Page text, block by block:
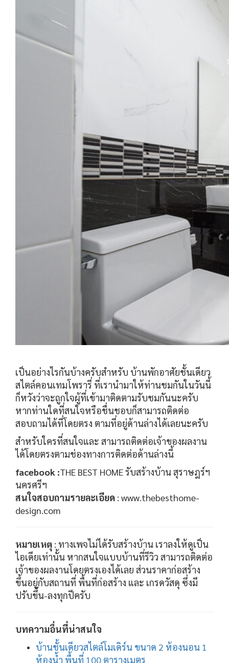
เป็นอย่างไรกันบ้างครับสำหรับ บ้านพักอาศัยชั้นเดียว
สไตล์คอนเทมโพรารี่ ที่เรานำมาให้ท่านชมกันในวันนี้
ก็หวังว่าจะถูกใจผู้ที่เข้ามาติดตามรับชมกันนะครับ
หากท่านใดที่สนใจหรือชื่นชอบก็สามารถติดต่อ
สอบถามได้ที่โดยตรง ตามที่อยู่ด้านล่างได้เลยนะครับ
สำหรับใครที่สนใจและ สามารถติดต่อเจ้าของผลงาน
ได้โดยตรงตามช่องทางการติดต่อด้านล่างนี้
facebook :THE BEST HOME รับสร้างบ้าน สุราษฎร์ฯ
นครศรีฯ
สนใจสอบถามรายละเอียด : www.thebesthome-
design.com
หมายเหตุ : ทางเพจไม่ได้รับสร้างบ้าน เราลงให้ดูเป็น
ไอเดียเท่านั้น หากสนใจแบบบ้านที่รีวิว สามารถติดต่อ
เจ้าของผลงานโดยตรงเองได้เลย ส่วนราคาก่อสร้าง
ขึ้นอยู่กับสถานที่ พื้นที่ก่อสร้าง และ เกรดวัสดุ ซึ่งมี
ปรับขึ้น-ลงทุกปีครับ
บทความอื่นที่น่าสนใจ
บ้านชั้นเดียวสไตล์โมเดิร์น ขนาด 2 ห้องนอน 1
ห้องน้ำ พื้นที่ 100 ตารางเมตร